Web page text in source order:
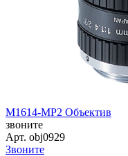
M1614-MP2 Объектив
звоните
Арт. obj0929
Звоните